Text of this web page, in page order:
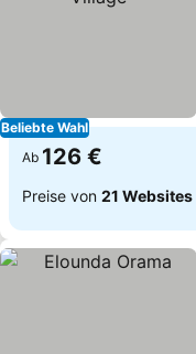
Beliebte Wahl
Ab 126 €
Preise von 21 Websites